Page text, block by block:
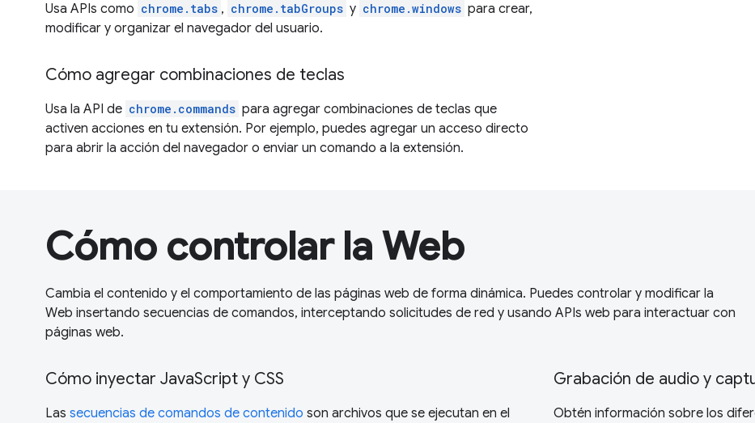
Usa APIs como chrome.tabs , chrome.tabGroups y chrome.windows para crear,
modificar y organizar el navegador del usuario.
Cómo agregar combinaciones de teclas
Usa la API de chrome.commands para agregar combinaciones de teclas que
activen acciones en tu extensión. Por ejemplo, puedes agregar un acceso directo
para abrir la acción del navegador o enviar un comando a la extensión.
Cómo controlar la Web
Cambia el contenido y el comportamiento de las páginas web de forma dinámica. Puedes controlar y modificar la
Web insertando secuencias de comandos, interceptando solicitudes de red y usando APIs web para interactuar con
páginas web.
Cómo inyectar JavaScript y CSS
Las secuencias de comandos de contenido son archivos que se ejecutan en el
Grabación de audio y
Obtén información sobre los